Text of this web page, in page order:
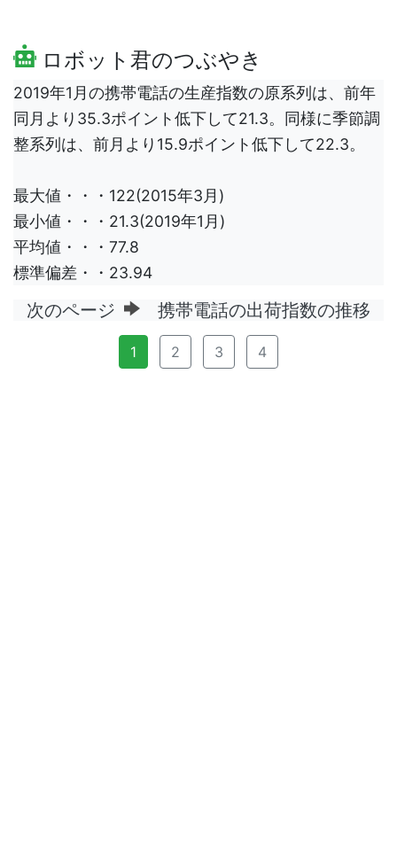
ロボット君のつぶやき
2019年1月の携帯電話の生産指数の原系列は、前年
同月より35.3ポイント低下して21.3。同様に季節調
整系列は、前月より15.9ポイント低下して22.3。
最大値・・・122(2015年3月)
最小値・・・21.3(2019年1月)
平均値・・・77.8
標準偏差・・23.94
次のページ 携帯電話の出荷指数の推移
1 2 3 4